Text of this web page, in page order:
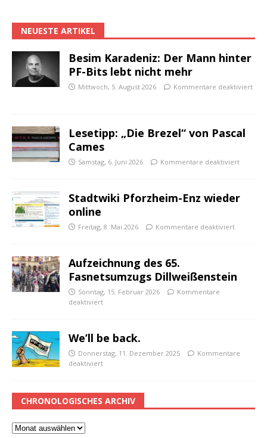
NEUESTE ARTIKEL
Besim Karadeniz: Der Mann hinter
PF-Bits lebt nicht mehr
Mittwoch, 5. August 2026 Kommentare deaktiviert
Lesetipp: „Die Brezel“ von Pascal
Cames
Samstag, 6. Juni 2026 Kommentare deaktiviert
Stadtwiki Pforzheim-Enz wieder
online
Freitag, 8. Mai 2026 Kommentare deaktiviert
Aufzeichnung des 65.
Fasnetsumzugs Dillweißenstein
Sonntag, 15. Februar 2026
Kommentare
deaktiviert
We’ll be back.
Donnerstag, 11. Dezember 2025
Kommentare
deaktiviert
CHRONOLOGISCHES ARCHIV